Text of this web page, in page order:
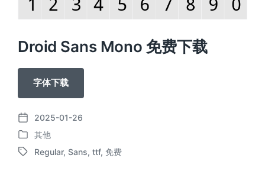
Droid Sans Mono 免费下载
字体下载
发
布
日
2025-01-26
发
布
其他
标
Regular, Sans, ttf, 免费